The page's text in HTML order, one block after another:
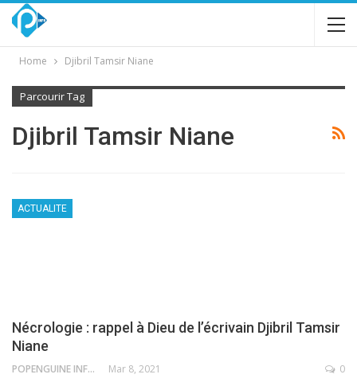
Home Djibril Tamsir Niane
Parcourir Tag
Djibril Tamsir Niane
ACTUALITE
Nécrologie : rappel à Dieu de l’écrivain Djibril Tamsir
Niane
POPENGUINE INFO Mar 8, 2021 0